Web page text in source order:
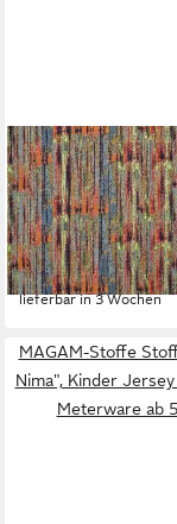
STOFFERIA
Stoff Polsterstoff
Abstrakte Kunst
Meterware
22,90 €
(22,90 €/ 1 m)
lieferbar in 3 Wochen
MAGAM-Stoffe
Nima", Kinder
Meterware ab